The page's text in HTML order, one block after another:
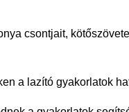
csontjait,
a lazító gyakorlatok